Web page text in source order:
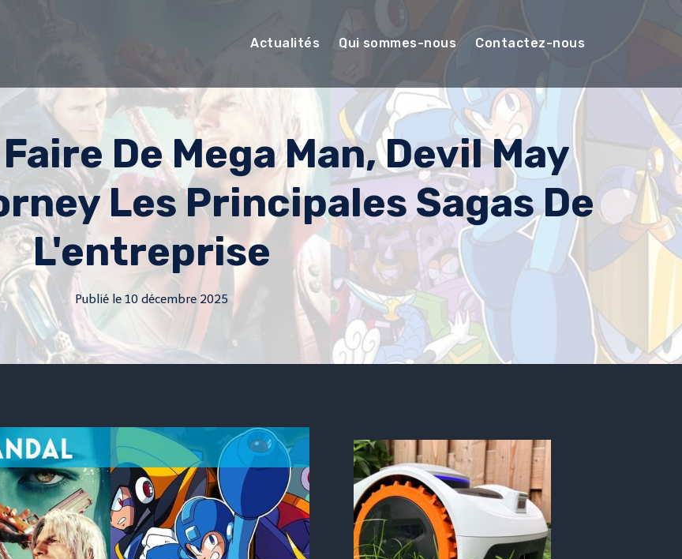
Actualités Qui sommes-nous Contactez-nous
De Mega Man, Devil May
Les Principales Sagas De
L'entreprise
Publié le 10 décembre 2025